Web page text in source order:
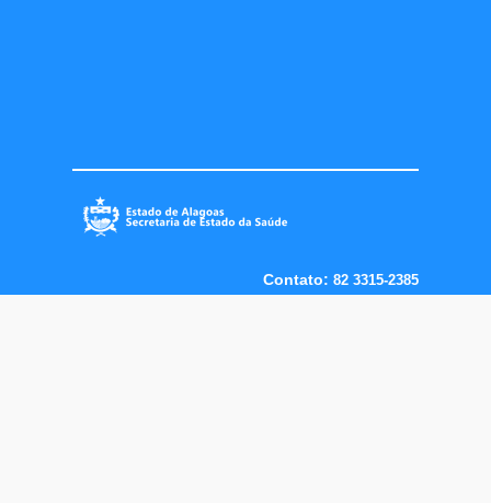
Contato: 82 3315-2385